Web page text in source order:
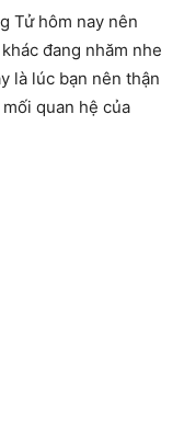
Tử hôm nay nên
đang nhăm nhe
là lúc bạn nên thận
quan hệ của